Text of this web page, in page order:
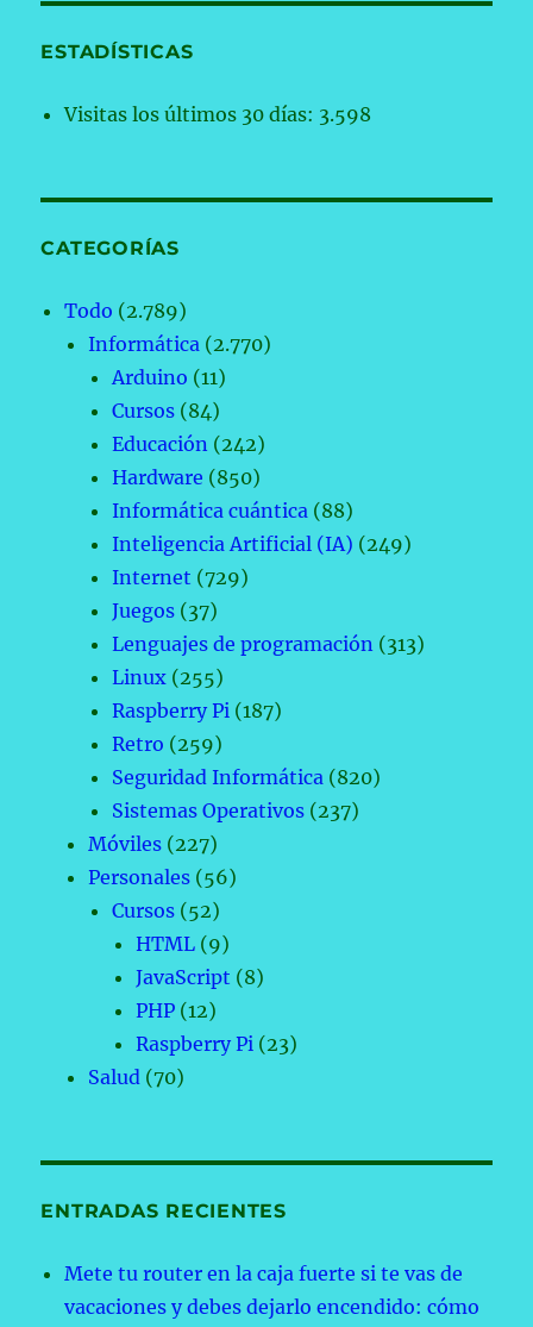
ESTADÍSTICAS
Visitas los últimos 30 días: 3.598
CATEGORÍAS
Todo (2.789)
Informática (2.770)
Arduino (11)
Cursos (84)
Educación (242)
Hardware (850)
Informática cuántica (88)
Inteligencia Artificial (IA) (249)
Internet (729)
Juegos (37)
Lenguajes de programación (313)
Linux (255)
Raspberry Pi (187)
Retro (259)
Seguridad Informática (820)
Sistemas Operativos (237)
Móviles (227)
Personales (56)
Cursos (52)
HTML (9)
JavaScript (8)
PHP (12)
Raspberry Pi (23)
Salud (70)
ENTRADAS RECIENTES
Mete tu router en la caja fuerte si te vas de
vacaciones y debes dejarlo encendido: cómo